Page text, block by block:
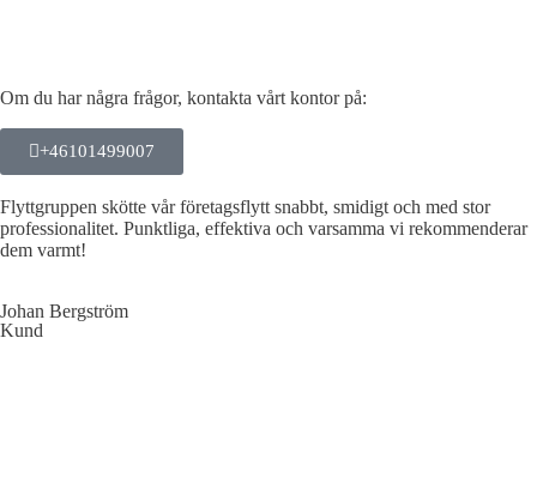
Om du har några frågor, kontakta vårt kontor på:
+46101499007
Flyttgruppen skötte vår företagsflytt snabbt, smidigt och med stor
professionalitet. Punktliga, effektiva och varsamma vi rekommenderar
dem varmt!
Johan Bergström
Kund